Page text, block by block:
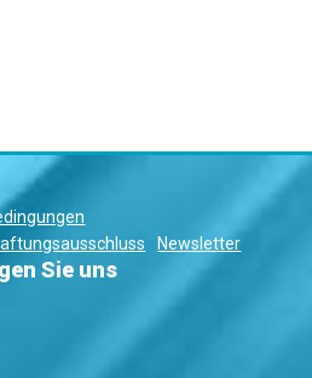
Newsletter
Sie uns